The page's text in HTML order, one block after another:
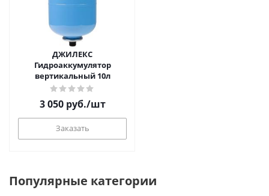
ДЖИЛЕКС
Гидроаккумулятор
вертикальный 10л
3 050руб./шт
Заказать
Популярные категории